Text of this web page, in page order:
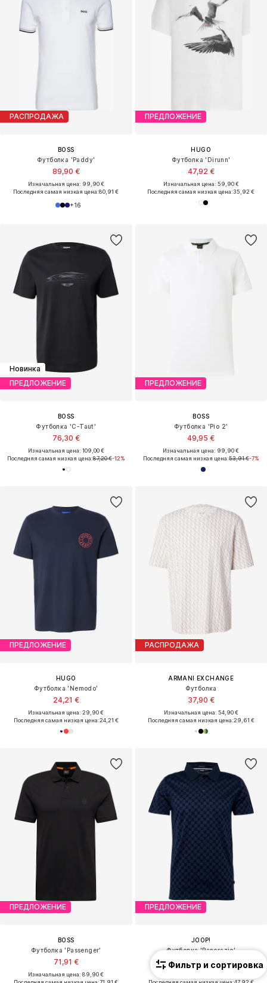
РАСПРОДАЖА
BOSS
Футболка 'Paddy'
89,90 €
Изначальная цена: 99,90 €
Последняя самая низкая цена:80,91 €
+16
ПРЕДЛОЖЕНИЕ
HUGO
Футболка 'Dirunn'
47,92 €
Изначальная цена: 59,90 €
Последняя самая низкая цена:35,92 €
Новинка
ПРЕДЛОЖЕНИЕ
BOSS
Футболка 'C-Taut'
76,30 €
Изначальная цена: 109,00 €
Последняя самая низкая цена:87,20 €-12%
ПРЕДЛОЖЕНИЕ
BOSS
Футболка 'Pio 2'
49,95 €
Изначальная цена: 99,90 €
Последняя самая низкая цена:53,91 €-7%
ПРЕДЛОЖЕНИЕ
HUGO
Футболка 'Nemodo'
24,21 €
Изначальная цена: 29,90 €
Последняя самая низкая цена:24,21 €
РАСПРОДАЖА
ARMANI EXCHANGE
Футболка
37,90 €
Изначальная цена: 54,90 €
Последняя самая низкая цена:29,61 €
ПРЕДЛОЖЕНИЕ
BOSS
Футболка 'Passenger'
71,91 €
Изначальная цена: 89,90 €
ПРЕДЛОЖЕНИЕ
JOOP!
Футболка 'Pancrazio'
67,41 €
Фильтр и сортировка